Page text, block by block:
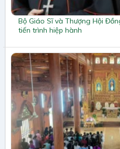
Bộ Giáo Sĩ và Thượng Hội
tiến trình hiệp hành